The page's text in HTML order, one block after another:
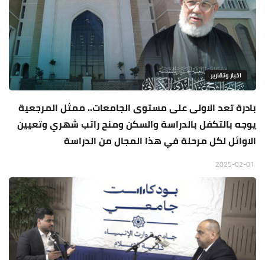
اخبار وتقارير
بادرة تعد الاولى على مستوى الجامعات.. ممثل المرجعية
يوجه بالتكفل بالدراسة والسكن ومنح راتب شهري وتعيين
الاوائل لكل مرحلة في هذا المجال من الدراسة